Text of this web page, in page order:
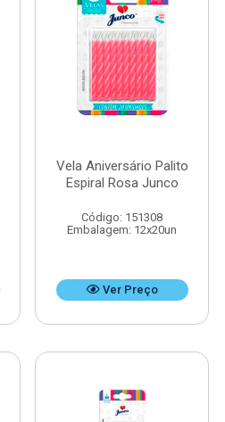
Vela Aniversário Palito
Espiral Rosa Junco
Código: 151308
Embalagem: 12x20un
Ver Preço